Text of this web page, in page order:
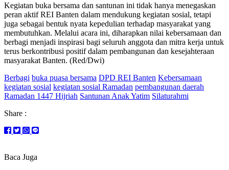
Kegiatan buka bersama dan santunan ini tidak hanya menegaskan
peran aktif REI Banten dalam mendukung kegiatan sosial, tetapi
juga sebagai bentuk nyata kepedulian terhadap masyarakat yang
membutuhkan. Melalui acara ini, diharapkan nilai kebersamaan dan
berbagi menjadi inspirasi bagi seluruh anggota dan mitra kerja untuk
terus berkontribusi positif dalam pembangunan dan kesejahteraan
masyarakat Banten. (Red/Dwi)
Berbagi buka puasa bersama DPD REI Banten Kebersamaan
kegiatan sosial kegiatan sosial Ramadan pembangunan daerah
Ramadan 1447 Hijriah Santunan Anak Yatim Silaturahmi
Share :
Baca Juga